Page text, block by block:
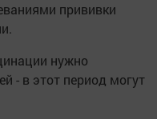
прививки
нужно
- в этот период могут